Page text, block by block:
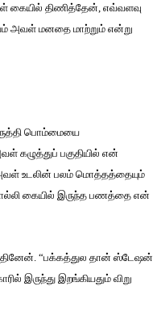
கையில் திணித்தேன், எவ்வளவு
அவள் மனதை மாற்றும் என்று
பொம்மையை
கழுத்துப் பகுதியில் என்
உடலின் பலம் மொத்தத்தையும்
கையில் இருந்த பணத்தை என்
“பக்கத்துல தான் ஸ்டேஷன்
இருந்து இறங்கியதும் விறு